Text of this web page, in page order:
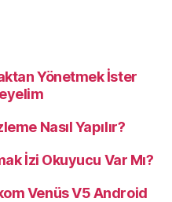
Yönetmek İster
Nasıl Yapılır?
İzi Okuyucu Var Mı?
Venüs V5 Android